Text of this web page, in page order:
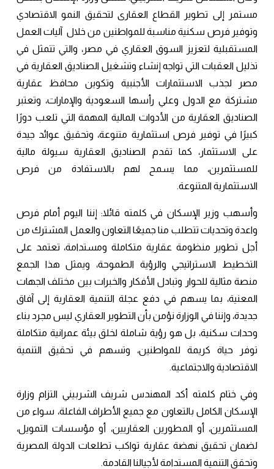
مستمر إلى تطوير القطاع العقارى لتحقيق النمو الاقتصادي
وتوفير فرص سكنية مناسبة للمواطنين من خلال آليات العمل
المستقبلية لتعزيز السوق العقاري في مصر، والتي تتمثل في
تذليل العقبات التي تواجه إنشاء وتشغيل الصناديق العقارية في
مصر لجذب الاستثمارات الأجنبية وتكوين محافظ عقارية
مشتركة مع الدول وعلي رأسها السعودية والإمارات، وتعتبر
الصناديق العقارية من الأدوات المالية المهمة التي تلعب دورًا
كبيرًا في توفير فرص استثمارية متنوعة، وتحقيق عوائد جيدة
على الاستثمار، كما تقدم الصناديق العقارية سيولة مالية
للمستثمرين، مما يسمح لهم بالاستفادة من فرص
الاستثمارية المتنوعة.
وأسهب وزير الإسكان في كلمته قائلا: إننا اليوم أمام فرص
واعدة وتحديات تتطلب منا جميعًا التعاون والعمل المشترك من
أجل تطوير منظومة عقارية متكاملة ومستدامة، تعتمد على
التخطيط الاستراتيجي والرؤية الطموحة، ويمثل هذا الجمع
منصة مثالية للحوار وتبادل الأفكار والخبرات بين مختلف الجهات
المعنية، بما يسهم في دفع عجلة التنمية العقارية إلى آفاق
جديدة، وإننا في الوزارة نؤمن بأن التطوير العقاري ليس مجرد بناء
وحدات سكنية، بل هو رؤية شاملة لخلق بيئة عمرانية متكاملة
توفر حياة كريمة للمواطنين، وتسهم في تحقيق التنمية
الاقتصادية والاجتماعية.
وفي ختام كلمته أكد المهندس شريف الشربيني التزام وزارة
الإسكان الكامل بالتعاون مع جميع الأطراف الفاعلة، سواء من
المستثمرين، أو المطورين العقاريين، أو مؤسسات التمويل،
لضمان تحقيق نهضة عقارية تواكب تطلعات الدولة المصرية
وتحقق التنمية المستدامة لأجيالنا القادمة.